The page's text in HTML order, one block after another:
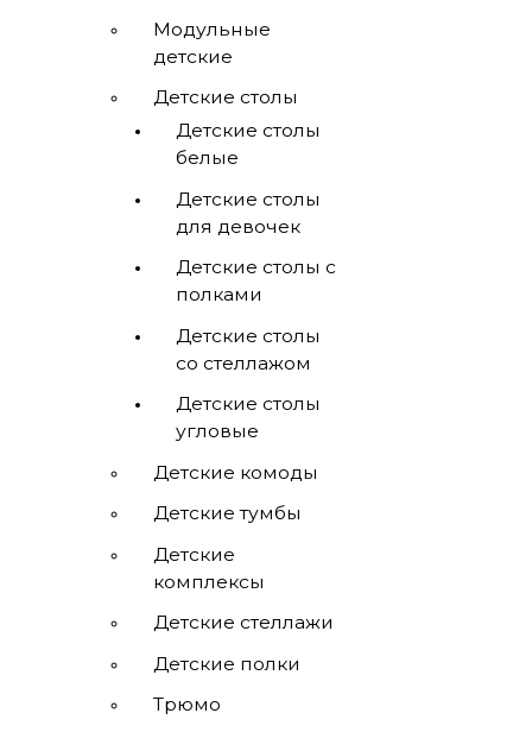
Модульные
детские
Детские столы
Детские столы
белые
Детские столы
для девочек
Детские столы с
полками
Детские столы
со стеллажом
Детские столы
угловые
Детские комоды
Детские тумбы
Детские
комплексы
Детские стеллажи
Детские полки
Трюмо